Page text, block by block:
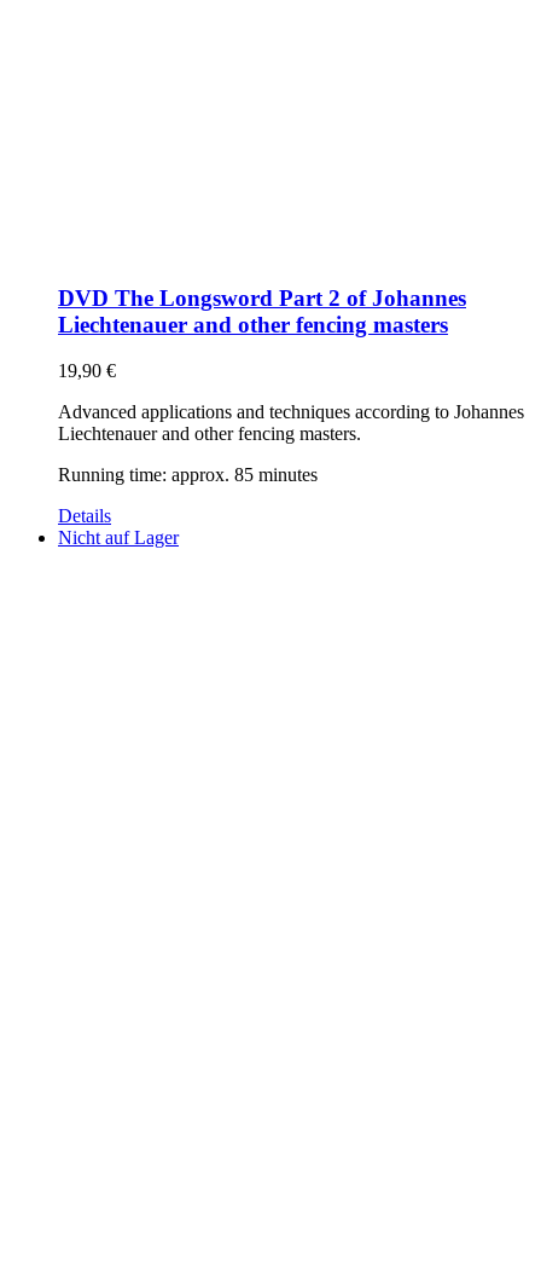
DVD The Longsword Part 2 of Johannes
Liechtenauer and other fencing masters
19,90 €
Advanced applications and techniques according to Johannes
Liechtenauer and other fencing masters.
Running time: approx. 85 minutes
Details
Nicht auf Lager